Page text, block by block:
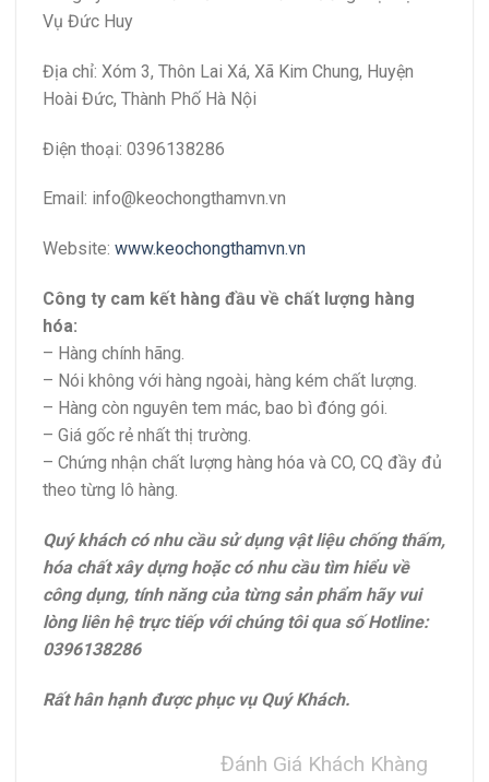
Vụ Đức Huy
Địa chỉ: Xóm 3, Thôn Lai Xá, Xã Kim Chung, Huyện
Hoài Đức, Thành Phố Hà Nội
Điện thoại: 0396138286
Email: info@keochongthamvn.vn
Website: www.keochongthamvn.vn
Công ty cam kết hàng đầu về chất lượng hàng
hóa:
– Hàng chính hãng.
– Nói không với hàng ngoài, hàng kém chất lượng.
– Hàng còn nguyên tem mác, bao bì đóng gói.
– Giá gốc rẻ nhất thị trường.
– Chứng nhận chất lượng hàng hóa và CO, CQ đầy đủ
theo từng lô hàng.
Quý khách có nhu cầu sử dụng vật liệu chống thấm,
hóa chất xây dựng hoặc có nhu cầu tìm hiểu về
công dụng, tính năng của từng sản phẩm hãy vui
lòng liên hệ trực tiếp với chúng tôi qua số Hotline:
0396138286
Rất hân hạnh được phục vụ Quý Khách.
Đánh Giá Khách Khàng